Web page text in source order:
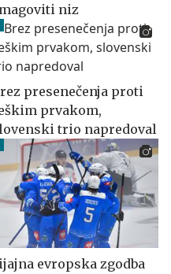
niz
presenečenja proti
prvakom,
trio napredoval
evropska zgodba